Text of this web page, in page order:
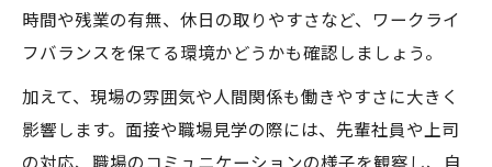
時間や残業の有無、休日の取りやすさなど、ワークライ
フバランスを保てる環境かどうかも確認しましょう。
加えて、現場の雰囲気や人間関係も働きやすさに大きく
影響します。面接や職場見学の際には、先輩社員や上司
の対応、職場のコミュニケーションの様子を観察し、自